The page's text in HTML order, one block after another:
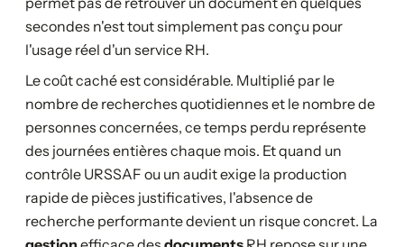
secondes n'est tout simplement pas conçu pour
l'usage réel d'un service RH.
Le coût caché est considérable. Multiplié par le
nombre de recherches quotidiennes et le nombre de
personnes concernées, ce temps perdu représente
des journées entières chaque mois. Et quand un
contrôle URSSAF ou un audit exige la production
rapide de pièces justificatives, l'absence de
recherche performante devient un risque concret. La